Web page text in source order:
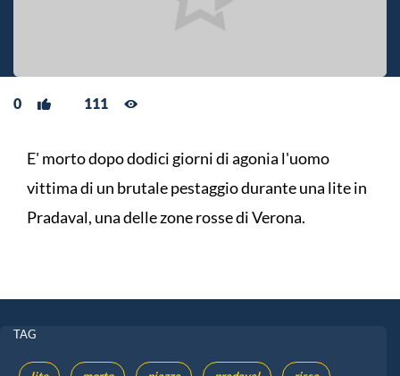
0 111
E' morto dopo dodici giorni di agonia l'uomo
vittima di un brutale pestaggio durante una lite in
Pradaval, una delle zone rosse di Verona.
TAG